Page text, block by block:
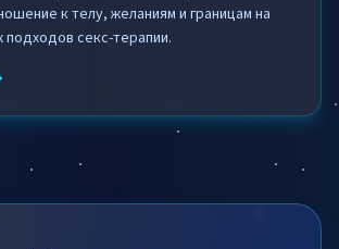
к телу, желаниям и границам на
подходов секс-терапии.